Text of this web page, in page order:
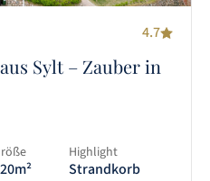
4.7
Sylt – Zauber in
Highlight
Strandkorb